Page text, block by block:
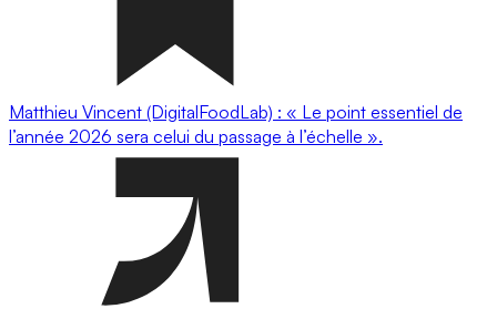
Matthieu Vincent (DigitalFoodLab) : « Le point essentiel de
l’année 2026 sera celui du passage à l’échelle ».